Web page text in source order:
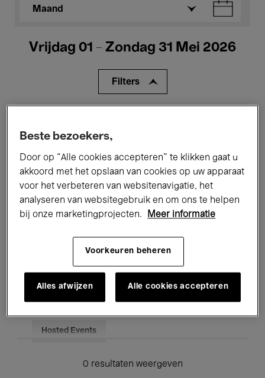
Maand
Vrijdag 01 - Zondag 31 Mei 2026
Filters
Performances Lezingen & Debatten
Jazz Klassieke Muziek Global Music
Onderwijs Rondleidingen
Hosted Events
0 resultaten weergeven
Beste bezoekers,
Door op “Alle cookies accepteren” te klikken gaat u
akkoord met het opslaan van cookies op uw apparaat
voor het verbeteren van websitenavigatie, het
analyseren van websitegebruik en om ons te helpen
bij onze marketingprojecten.
Meer informatie
Voorkeuren beheren
Alles afwijzen Alle cookies accepteren